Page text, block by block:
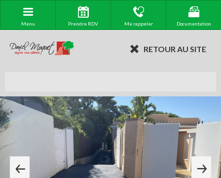
Menu Prendre RDV Me rappeler Documentation
RETOUR AU SITE